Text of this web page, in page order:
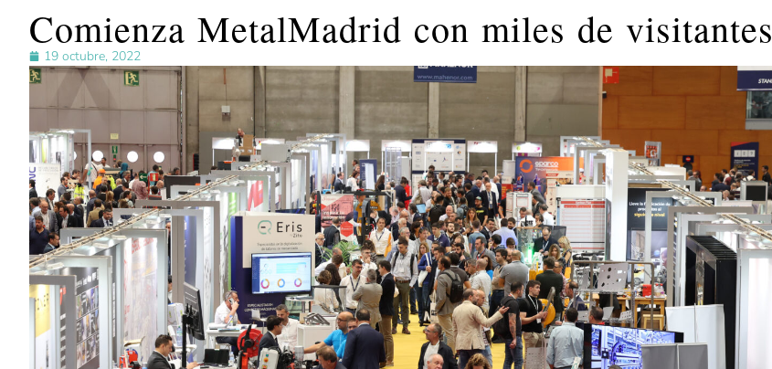
Comienza MetalMadrid con miles de visitantes
19 octubre, 2022